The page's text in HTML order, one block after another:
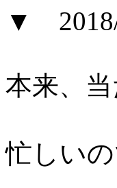
▼ 2018/
本来、
忙しい